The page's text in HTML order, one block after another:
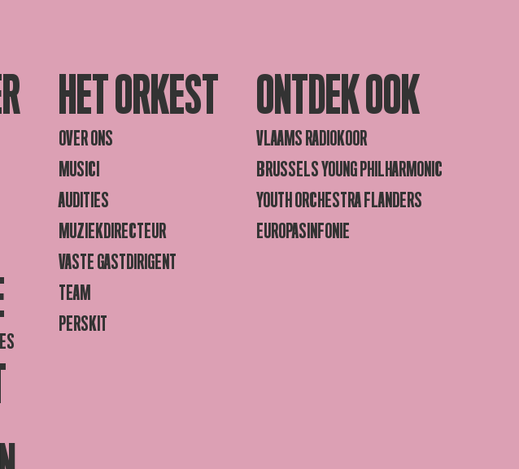
HET ORKEST
OVER ONS
MUSICI
AUDITIES
MUZIEKDIRECTEUR
VASTE GASTDIRIGENT
TEAM
PERSKIT
ONTDEK OOK
VLAAMS RADIOKOOR
BRUSSELS YOUNG PHILHARMONIC
YOUTH ORCHESTRA FLANDERS
EUROPASINFONIE